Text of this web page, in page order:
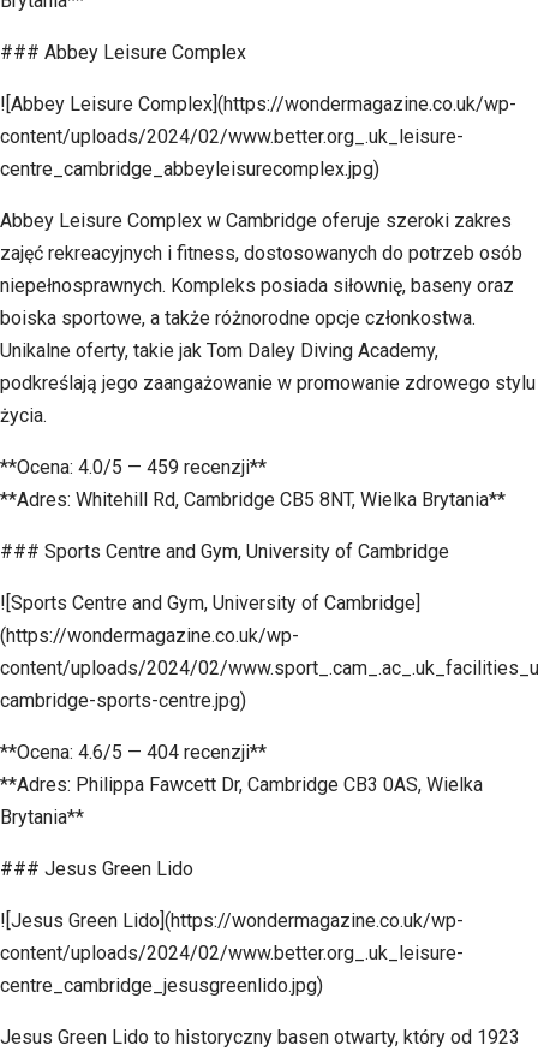
### Abbey Leisure Complex
![Abbey Leisure Complex](https://wondermagazine.co.uk/wp-
content/uploads/2024/02/www.better.org_.uk_leisure-
centre_cambridge_abbeyleisurecomplex.jpg)
Abbey Leisure Complex w Cambridge oferuje szeroki zakres
zajęć rekreacyjnych i fitness, dostosowanych do potrzeb osób
niepełnosprawnych. Kompleks posiada siłownię, baseny oraz
boiska sportowe, a także różnorodne opcje członkostwa.
Unikalne oferty, takie jak Tom Daley Diving Academy,
podkreślają jego zaangażowanie w promowanie zdrowego stylu
życia.
**Ocena: 4.0/5 — 459 recenzji**
**Adres: Whitehill Rd, Cambridge CB5 8NT, Wielka Brytania**
### Sports Centre and Gym, University of Cambridge
![Sports Centre and Gym, University of Cambridge]
(https://wondermagazine.co.uk/wp-
content/uploads/2024/02/
cambridge-sports-centre.jpg)
**Ocena: 4.6/5 — 404 recenzji**
**Adres: Philippa Fawcett Dr, Cambridge CB3 0AS, Wielka
Brytania**
### Jesus Green Lido
![Jesus Green Lido](https://wondermagazine.co.uk/wp-
content/uploads/2024/02/www.better.org_.uk_leisure-
centre_cambridge_jesusgreenlido.jpg)
Jesus Green Lido to historyczny basen otwarty, który od 1923